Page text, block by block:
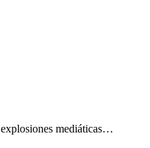
mediáticas…